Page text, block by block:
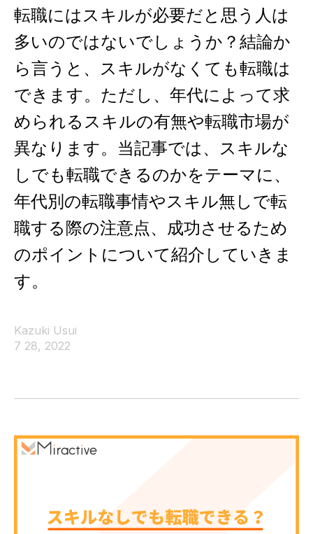
転職にはスキルが必要だと思う人は
多いのではないでしょうか？結論か
ら言うと、スキルがなくても転職は
できます。ただし、年代によって求
められるスキルの有無や転職市場が
異なります。当記事では、スキルな
しでも転職できるのかをテーマに、
年代別の転職事情やスキル無しで転
職する際の注意点、成功させるため
のポイントについて紹介していきま
す。
Kazuki Usui
7 28, 2022